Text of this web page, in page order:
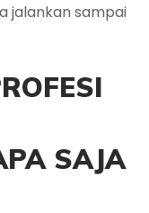
jalankan sampai
SAJA